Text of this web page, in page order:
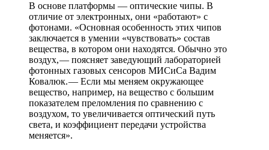
В основе платформы — ​оптические чипы. В
отличие от электронных, они «работают» с
фотонами. «Основная особенность этих чипов
заключается в умении «чувствовать» состав
вещества, в котором они находятся. Обычно это
воздух, — ​поясняет заведующий лабораторией
фотонных газовых сенсоров МИСиСа Вадим
Ковалюк. — ​Если мы меняем окружающее
вещество, например, на вещество с большим
показателем преломления по сравнению с
воздухом, то увеличивается оптический путь
света, и коэффициент передачи устройства
меняется».